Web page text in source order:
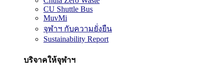
CU Shuttle Bus
MuvMi
จุฬาฯ กับความยั่งยืน
Sustainability Report
บริจาคให้จุฬาฯ